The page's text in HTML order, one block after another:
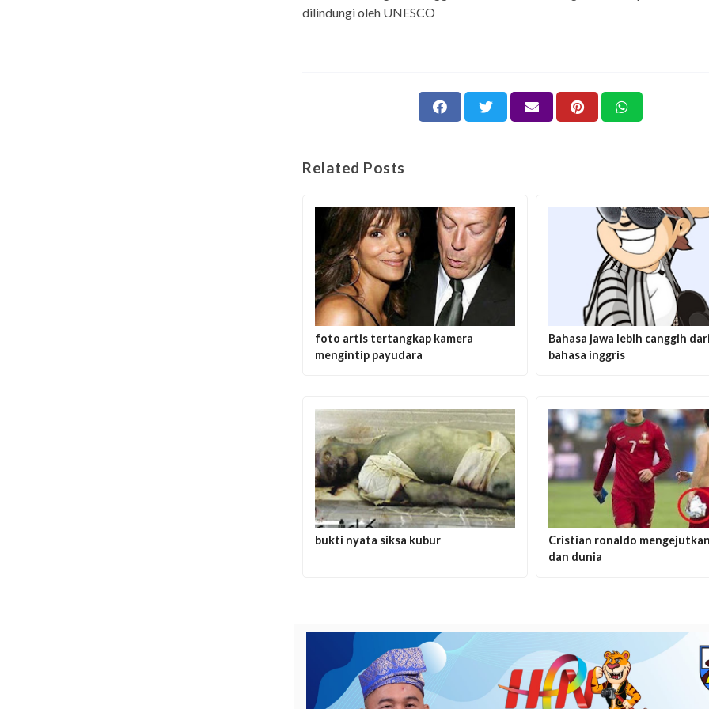
dilindungi oleh UNESCO
Related Posts
foto artis tertangkap kamera
mengintip payudara
Bahasa jawa lebih canggih
bahasa inggris
bukti nyata siksa kubur
Cristian ronaldo
dan dunia